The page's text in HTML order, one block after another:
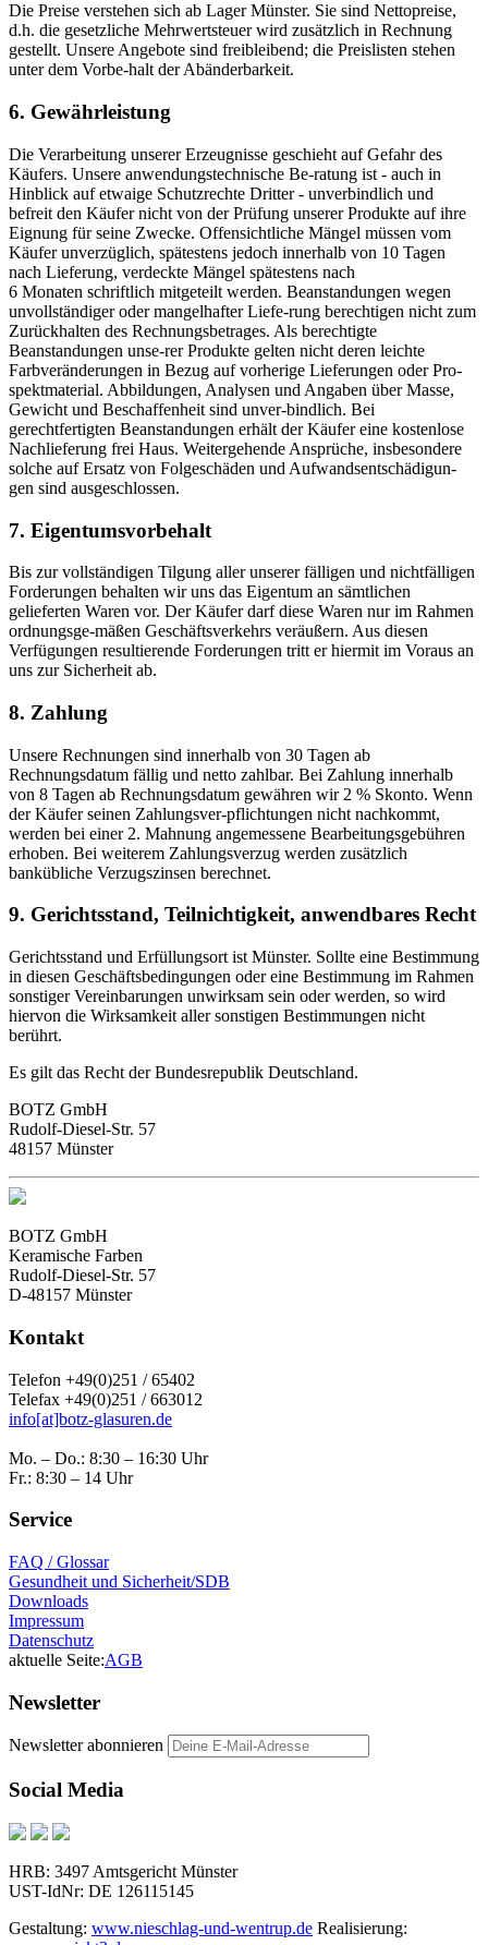
Die Preise verstehen sich ab Lager Münster. Sie sind Nettopreise,
d.h. die gesetzliche Mehrwertsteuer wird zusätzlich in Rechnung
gestellt. Unsere Angebote sind freibleibend; die Preislisten stehen
unter dem Vorbe-halt der Abänderbarkeit.
6. Gewährleistung
Die Verarbeitung unserer Erzeugnisse geschieht auf Gefahr des
Käufers. Unsere anwendungstechnische Be-ratung ist - auch in
Hinblick auf etwaige Schutzrechte Dritter - unverbindlich und
befreit den Käufer nicht von der Prüfung unserer Produkte auf ihre
Eignung für seine Zwecke. Offensichtliche Mängel müssen vom
Käufer unverzüglich, spätestens jedoch innerhalb von 10 Tagen
nach Lieferung, verdeckte Mängel spätestens nach
6 Monaten schriftlich mitgeteilt werden. Beanstandungen wegen
unvollständiger oder mangelhafter Liefe-rung berechtigen nicht zum
Zurückhalten des Rechnungsbetrages. Als berechtigte
Beanstandungen unse-rer Produkte gelten nicht deren leichte
Farbveränderungen in Bezug auf vorherige Lieferungen oder Pro-
spektmaterial. Abbildungen, Analysen und Angaben über Masse,
Gewicht und Beschaffenheit sind unver-bindlich. Bei
gerechtfertigten Beanstandungen erhält der Käufer eine kostenlose
Nachlieferung frei Haus. Weitergehende Ansprüche, insbesondere
solche auf Ersatz von Folgeschäden und Aufwandsentschädigun-
gen sind ausgeschlossen.
7. Eigentumsvorbehalt
Bis zur vollständigen Tilgung aller unserer fälligen und nichtfälligen
Forderungen behalten wir uns das Eigentum an sämtlichen
gelieferten Waren vor. Der Käufer darf diese Waren nur im Rahmen
ordnungsge-mäßen Geschäftsverkehrs veräußern. Aus diesen
Verfügungen resultierende Forderungen tritt er hiermit im Voraus an
uns zur Sicherheit ab.
8. Zahlung
Unsere Rechnungen sind innerhalb von 30 Tagen ab
Rechnungsdatum fällig und netto zahlbar. Bei Zahlung innerhalb
von 8 Tagen ab Rechnungsdatum gewähren wir 2 % Skonto. Wenn
der Käufer seinen Zahlungsver-pflichtungen nicht nachkommt,
werden bei einer 2. Mahnung angemessene Bearbeitungsgebühren
erhoben. Bei weiterem Zahlungsverzug werden zusätzlich
bankübliche Verzugszinsen berechnet.
9. Gerichtsstand, Teilnichtigkeit, anwendbares Recht
Gerichtsstand und Erfüllungsort ist Münster. Sollte eine Bestimmung
in diesen Geschäftsbedingungen oder eine Bestimmung im Rahmen
sonstiger Vereinbarungen unwirksam sein oder werden, so wird
hiervon die Wirksamkeit aller sonstigen Bestimmungen nicht
berührt.
Es gilt das Recht der Bundesrepublik Deutschland.
BOTZ GmbH
Rudolf-Diesel-Str. 57
48157 Münster
BOTZ GmbH
Keramische Farben
Rudolf-Diesel-Str. 57
D-48157 Münster
Kontakt
Telefon +49(0)251 / 65402
Telefax +49(0)251 / 663012
info[at]botz-glasuren.de
Mo. – Do.: 8:30 – 16:30 Uhr
Fr.: 8:30 – 14 Uhr
Service
FAQ / Glossar
Gesundheit und Sicherheit/SDB
Downloads
Impressum
Datenschutz
aktuelle Seite:AGB
Newsletter
Newsletter abonnieren
Social Media
HRB: 3497 Amtsgericht Münster
UST-IdNr: DE 126115145
Gestaltung: www.nieschlag-und-wentrup.de Realisierung: